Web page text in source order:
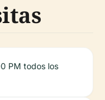
PM todos los